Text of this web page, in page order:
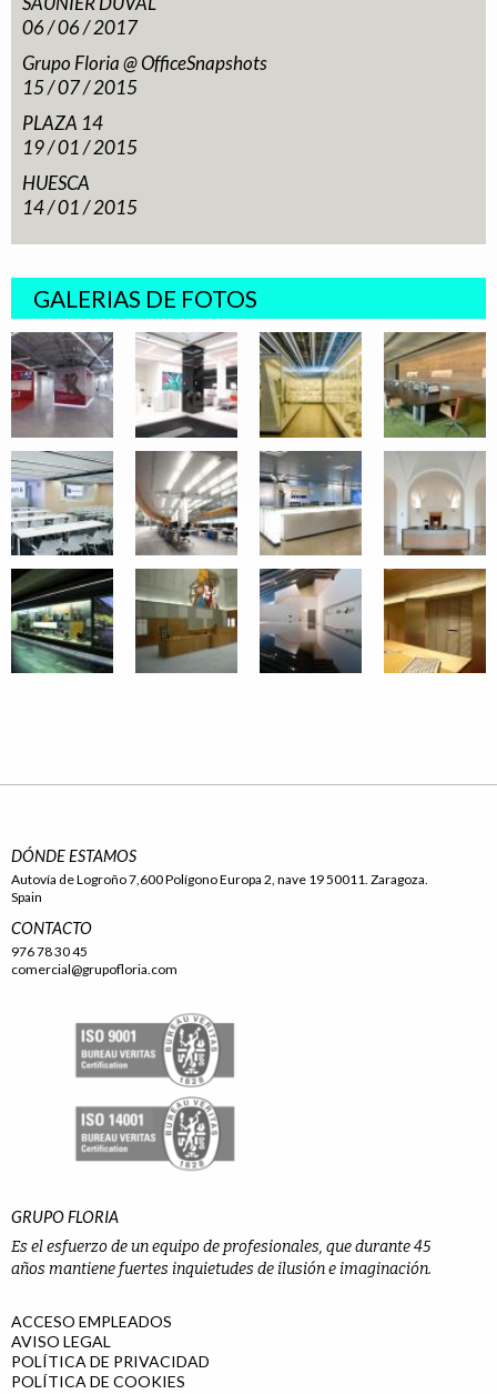
06 / 06 / 2017
Grupo Floria @ OfficeSnapshots
15 / 07 / 2015
PLAZA 14
19 / 01 / 2015
HUESCA
14 / 01 / 2015
GALERIAS DE FOTOS
DÓNDE ESTAMOS
Autovía de Logroño 7,600 Polígono Europa 2, nave 19 50011. Zaragoza.
Spain
CONTACTO
976 78 30 45
comercial@grupofloria.com
GRUPO FLORIA
Es el esfuerzo de un equipo de profesionales, que durante 45
años mantiene fuertes inquietudes de ilusión e imaginación.
ACCESO EMPLEADOS
AVISO LEGAL
POLÍTICA DE PRIVACIDAD
POLÍTICA DE COOKIES